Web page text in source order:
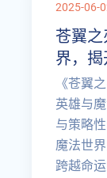
2025-06-
苍翼
界，
《苍翼
英雄与
与策略
魔法世
跨越命